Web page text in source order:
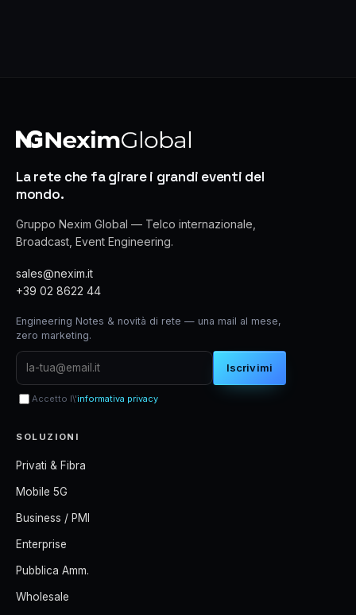
La rete che fa girare i grandi eventi del
mondo.
Gruppo Nexim Global — Telco internazionale,
Broadcast, Event Engineering.
sales@nexim.it
+39 02 8622 44
Engineering Notes & novità di rete — una mail al mese,
zero marketing.
Iscrivimi
Accetto l\'informativa privacy
SOLUZIONI
Privati & Fibra
Mobile 5G
Business / PMI
Enterprise
Pubblica Amm.
Wholesale